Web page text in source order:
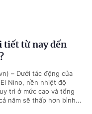
tiết từ nay đến
– Dưới tác động của
Nino, nền nhiệt độ
trì ở mức cao và tổng
năm sẽ thấp hơn bình...